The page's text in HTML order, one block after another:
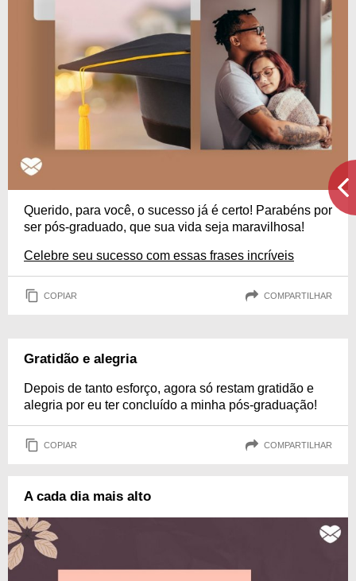
Querido, para você, o sucesso já é certo! Parabéns por
ser pós-graduado, que sua vida seja maravilhosa!
Celebre seu sucesso com essas frases incríveis
COPIAR COMPARTILHAR
Gratidão e alegria
Depois de tanto esforço, agora só restam gratidão e
alegria por eu ter concluído a minha pós-graduação!
COPIAR COMPARTILHAR
A cada dia mais alto